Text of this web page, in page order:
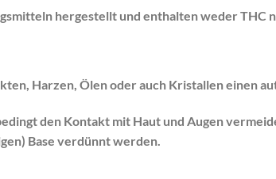
hergestellt und enthalten weder THC
Harzen, Ölen oder auch Kristallen einen
den Kontakt mit Haut und Augen
Base verdünnt werden.